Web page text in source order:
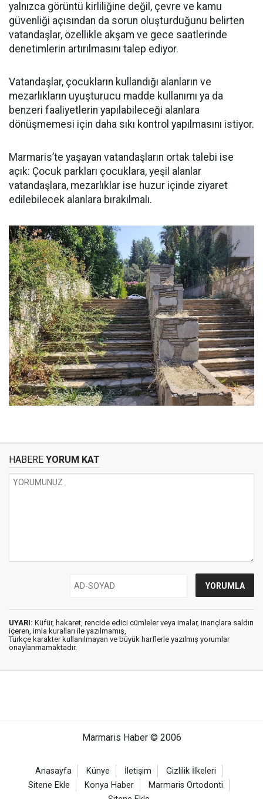
yalnızca görüntü kirliliğine değil, çevre ve kamu
güvenliği açısından da sorun oluşturduğunu belirten
vatandaşlar, özellikle akşam ve gece saatlerinde
denetimlerin artırılmasını talep ediyor.
Vatandaşlar, çocukların kullandığı alanların ve
mezarlıkların uyuşturucu madde kullanımı ya da
benzeri faaliyetlerin yapılabileceği alanlara
dönüşmemesi için daha sıkı kontrol yapılmasını istiyor.
Marmaris’te yaşayan vatandaşların ortak talebi ise
açık: Çocuk parkları çocuklara, yeşil alanlar
vatandaşlara, mezarlıklar ise huzur içinde ziyaret
edilebilecek alanlara bırakılmalı.
HABERE YORUM KAT
UYARI: Küfür, hakaret, rencide edici cümleler veya imalar, inançlara saldırı
içeren, imla kuralları ile yazılmamış,
Türkçe karakter kullanılmayan ve büyük harflerle yazılmış yorumlar
onaylanmamaktadır.
Marmaris Haber © 2006
Anasayfa Künye İletişim
Gizlilik İlkeleri
Sitene Ekle
Konya Haber
Marmaris Ortodonti